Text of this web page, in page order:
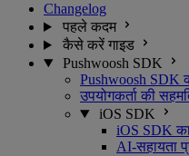
Changelog
पहले कदम
कैसे करें गाइड
Pushwoosh SDK
Pushwoosh SDK
उपयोगकर्ता की
iOS SDK
iOS SDK
AI-सहायता